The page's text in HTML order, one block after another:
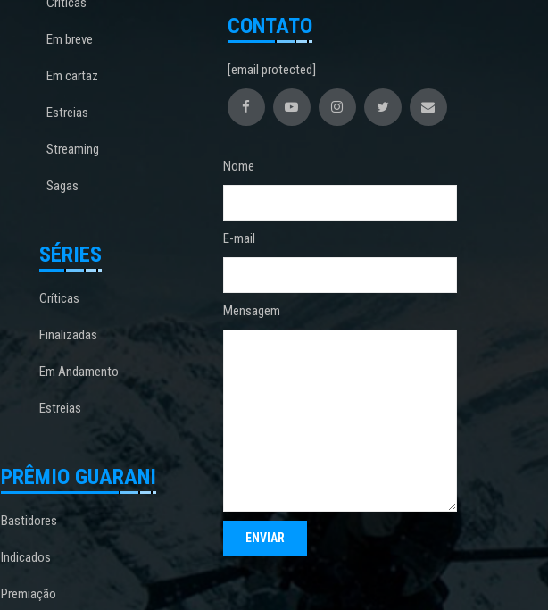
Em breve
Em cartaz
Estreias
Streaming
Sagas
SÉRIES
Críticas
Finalizadas
Em Andamento
Estreias
PRÊMIO GUARANI
Bastidores
Indicados
Premiação
CONTATO
[email protected]
Nome
E-mail
Mensagem